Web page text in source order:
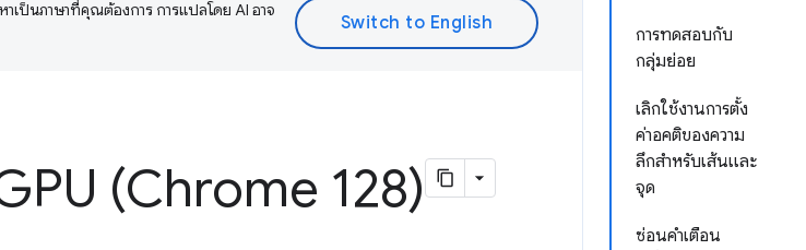
การทดสอบกับ
กลุ่มย่อย
เลิกใช้งานการตั้ง
ค่าอคติของความ
ลึกสำหรับเส้นและ
จุด
ซ่อนคำเตือน
เป็นภาษาที่คุณต้องการ การแปลโดย AI อาจ
(Chrome 128)